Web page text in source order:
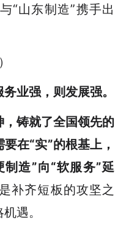
“山东制造”携手出
业强，则发展强。
铸就了全国领先的
在“实”的根基上，
造”向“软服务”延
补齐短板的攻坚之
遇。